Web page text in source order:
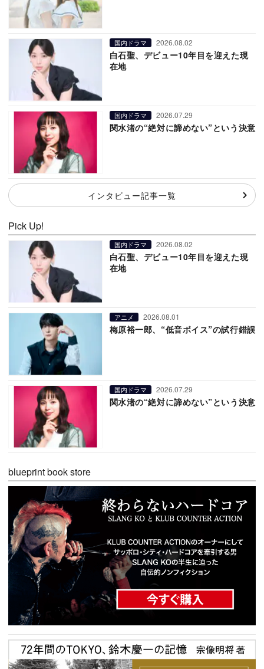
国内ドラマ 2026.08.02
白石聖、デビュー10年目を迎えた現
在地
国内ドラマ 2026.07.29
関水渚の“絶対に諦めない”という決意
インタビュー記事一覧
Pick Up!
国内ドラマ 2026.08.02
白石聖、デビュー10年目を迎えた現
在地
アニメ 2026.08.01
梅原裕一郎、“低音ボイス”の試行錯誤
国内ドラマ 2026.07.29
関水渚の“絶対に諦めない”という決意
blueprint book store